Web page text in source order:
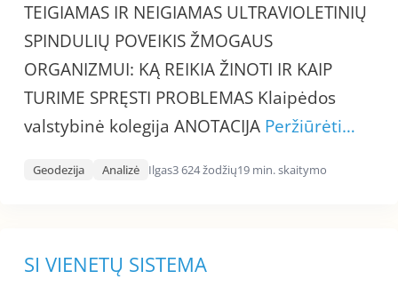
TEIGIAMAS IR NEIGIAMAS ULTRAVIOLETINIŲ
SPINDULIŲ POVEIKIS ŽMOGAUS
ORGANIZMUI: KĄ REIKIA ŽINOTI IR KAIP
TURIME SPRĘSTI PROBLEMAS Klaipėdos
valstybinė kolegija ANOTACIJA Peržiūrėti…
Geodezija Analizė Ilgas3 624 žodžių19 min. skaitymo
SI VIENETŲ SISTEMA